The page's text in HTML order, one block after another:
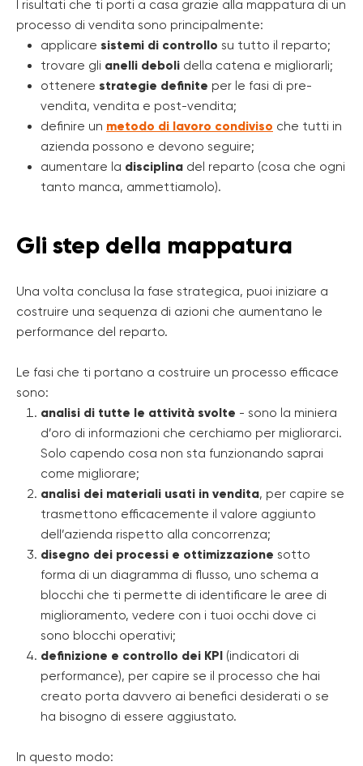
I risultati che ti porti a casa grazie alla mappatura di un
processo di vendita sono principalmente:
applicare sistemi di controllo su tutto il reparto;
trovare gli anelli deboli della catena e migliorarli;
ottenere strategie definite per le fasi di pre-
vendita, vendita e post-vendita;
definire un metodo di lavoro condiviso che tutti in
azienda possono e devono seguire;
aumentare la disciplina del reparto (cosa che ogni
tanto manca, ammettiamolo).
Gli step della mappatura
Una volta conclusa la fase strategica, puoi iniziare a
costruire una sequenza di azioni che aumentano le
performance del reparto.
Le fasi che ti portano a costruire un processo efficace
sono:
analisi di tutte le attività svolte - sono la miniera
d’oro di informazioni che cerchiamo per migliorarci.
Solo capendo cosa non sta funzionando saprai
come migliorare;
analisi dei materiali usati in vendita, per capire se
trasmettono efficacemente il valore aggiunto
dell’azienda rispetto alla concorrenza;
disegno dei processi e ottimizzazione sotto
forma di un diagramma di flusso, uno schema a
blocchi che ti permette di identificare le aree di
miglioramento, vedere con i tuoi occhi dove ci
sono blocchi operativi;
definizione e controllo dei KPI (indicatori di
performance), per capire se il processo che hai
creato porta davvero ai benefici desiderati o se
ha bisogno di essere aggiustato.
In questo modo: